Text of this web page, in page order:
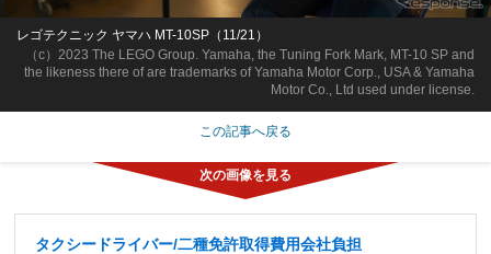
（c）2023 The LEGO Group. Yamaha, the Tuning Fork Mark, MT-10 SP and
the likeness there of are trademarks of Yamaha Motor Corp., USA & Yamaha
Motor Co., Ltd used under license.
レゴテクニック ヤマハ MT-10SP（11/21）
この記事へ戻る
タクシードライバー/二種免許取得費用会社負担